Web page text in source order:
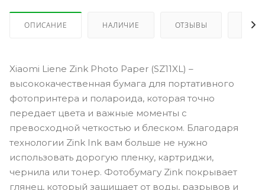
ОПИСАНИЕ НАЛИЧИЕ ОТЗЫВЫ КАК
Xiaomi Liene Zink Photo Paper (SZ11XL) –
высококачественная бумага для портативного
фотопринтера и полароида, которая точно
передает цвета и важные моменты с
превосходной четкостью и блеском. Благодаря
технологии Zink Ink вам больше не нужно
использовать дорогую пленку, картриджи,
чернила или тонер. Фотобумагу Zink покрывает
глянец, который защищает от воды, разрывов и